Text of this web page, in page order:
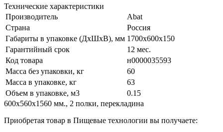
Технические характеристики
Производитель
Abat
Страна
Россия
Габариты в упаковке (ДхШхВ), мм 1700х600х150
Гарантийный срок
12 мес.
Код товара
н0000035593
Масса без упаковки, кг
60
Масса в упаковке, кг
63
Объем в упаковке, м3
0.15
600х560х1560 мм., 2 полки, перекладина
Приобретая товар в Пищевые технологии вы получаете: